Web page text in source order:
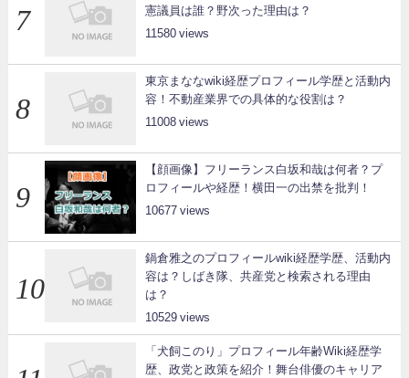
憲議員は誰？野次った理由は？
11580
東京まななwiki経歴プロフィール学歴と活動内
容！不動産業界での具体的な役割は？
11008
【顔画像】フリーランス白坂和哉は何者？プ
ロフィールや経歴！横田一の出禁を批判！
10677
鍋倉雅之のプロフィールwiki経歴学歴、活動内
容は？しばき隊、共産党と検索される理由
は？
10529
「犬飼このり」プロフィール年齢Wiki経歴学
歴、政党と政策を紹介！舞台俳優のキャリア